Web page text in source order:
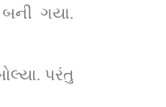
ગયા.
પરંતુ